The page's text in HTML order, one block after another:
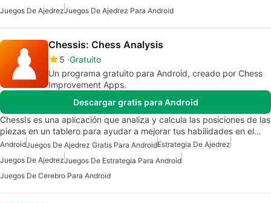
Juegos De AjedrezJuegos De Ajedrez Para Android
Chessis: Chess Analysis
5 Gratuito
Un programa gratuito para Android, creado por Chess
Improvement Apps.
Descargar gratis para Android
ChessIs es una aplicación que analiza y calcula las posiciones de las
piezas en un tablero para ayudar a mejorar tus habilidades en el…
AndroidJuegos De Ajedrez Gratis Para AndroidEstrategia De Ajedrez
Juegos De AjedrezJuegos De Estrategia Para Android
Juegos De Cerebro Para Android